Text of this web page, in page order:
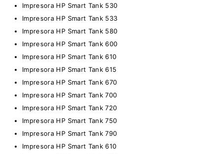
Impresora HP Smart Tank 530
Impresora HP Smart Tank 533
Impresora HP Smart Tank 580
Impresora HP Smart Tank 600
Impresora HP Smart Tank 610
Impresora HP Smart Tank 615
Impresora HP Smart Tank 670
Impresora HP Smart Tank 700
Impresora HP Smart Tank 720
Impresora HP Smart Tank 750
Impresora HP Smart Tank 790
Impresora HP Smart Tank 610